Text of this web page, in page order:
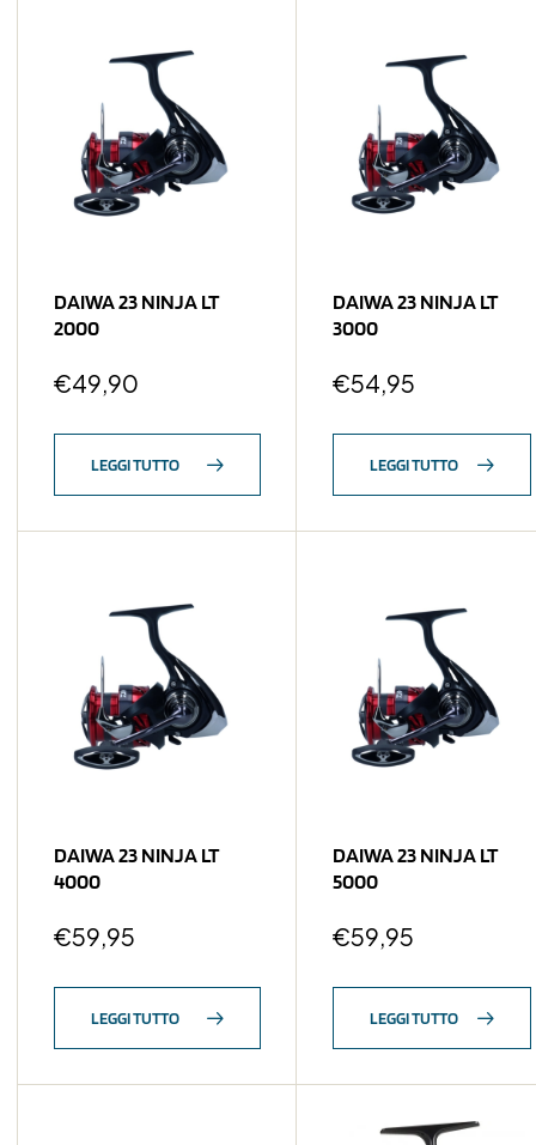
DAIWA 23 NINJA LT
2000
€49,90
LEGGI TUTTO
DAIWA 23 NINJA LT
3000
€54,95
LEGGI TUTTO
DAIWA 23 NINJA LT
4000
€59,95
LEGGI TUTTO
DAIWA 23 NINJA LT
5000
€59,95
LEGGI TUTTO